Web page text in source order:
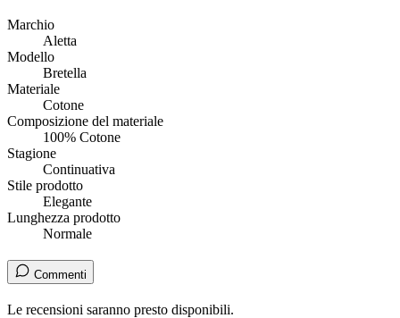
Marchio
Aletta
Modello
Bretella
Materiale
Cotone
Composizione del materiale
100% Cotone
Stagione
Continuativa
Stile prodotto
Elegante
Lunghezza prodotto
Normale
Commenti
Le recensioni saranno presto disponibili.